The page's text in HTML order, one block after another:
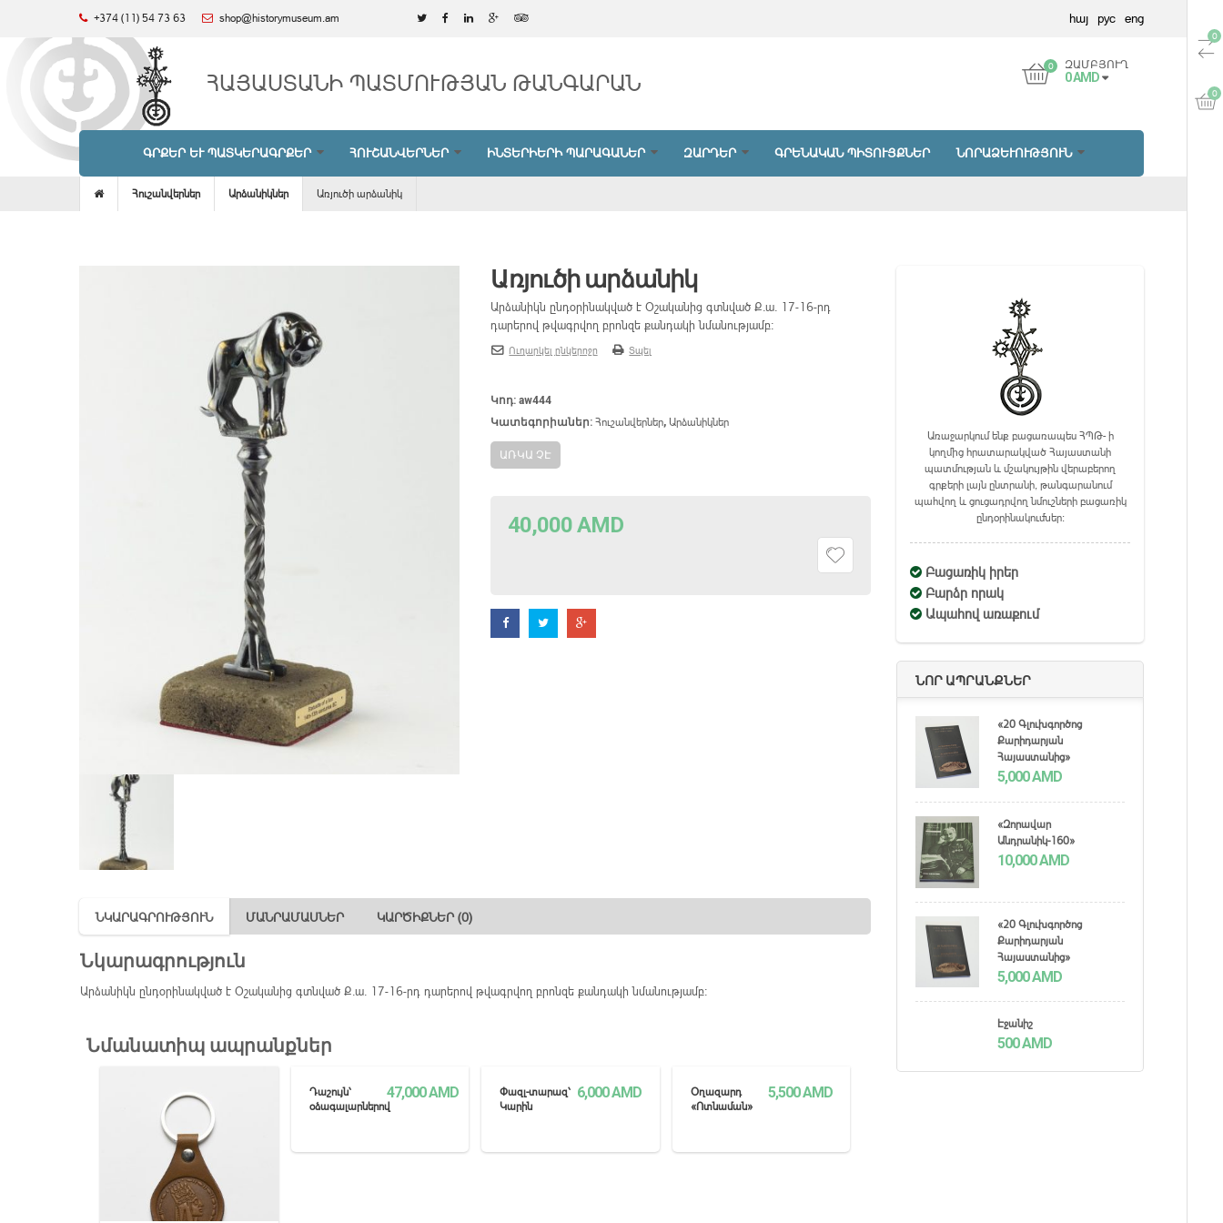
+374 (11) 54 73 63 shop@historymuseum.am հայ рус eng
ՀԱՅԱՍՏԱՆԻ ՊԱՏՄՈՒԹՅԱՆ ԹԱՆԳԱՐԱՆ
ԶԱՄԲՅՈՒՂ
0AMD
ԳՐՔԵՐ ԵՒ ՊԱՏԿԵՐԱԳՐՔԵՐ ՀՈՒՇԱՆՎԵՐՆԵՐ ԻՆՏԵՐԻԵՐԻ ՊԱՐԱԳԱՆԵՐ ԶԱՐԴԵՐ ԳՐԵՆԱԿԱՆ ՊԻՏՈՒՅՔՆԵՐ ՆՈՐԱՁԵՒՈՒԹՅՈՒՆ
Հուշանվերներ Արձանիկներ Առյուծի արձանիկ
Առյուծի արձանիկ
Արձանիկն ընդօրինակված է Օշականից գտնված Ք․ա․ 17-16-րդ
դարերով թվագրվող բրոնզե քանդակի նմանությամբ:
Ուղարկել ընկերոջը Տպել
Կոդ:aw444
Կատեգորիաներ:Հուշանվերներ, Արձանիկներ
ԱՌԿԱ ՉԷ
40,000AMD
ՆԿԱՐԱԳՐՈՒԹՅՈՒՆ ՄԱՆՐԱՄԱՍՆԵՐ ԿԱՐԾԻՔՆԵՐ (0)
Նկարագրություն
Արձանիկն ընդօրինակված է Օշականից գտնված Ք․ա․ 17-16-րդ դարերով թվագրվող բրոնզե քանդակի նմանությամբ:
Նմանատիպ ապրանքներ
Դաշույն՝
օձագալարներով
47,000AMD
Փազլ-տարազ՝
Կարին
6,000AMD
Օղազարդ
«Ոտնաման»
5,500AMD
Առաջարկում ենք բացառապես ՀՊԹ- ի
կողմից հրատարակված Հայաստանի
պատմության և մշակույթին վերաբերող
գրքերի լայն ընտրանի, թանգարանում
պահվող և ցուցադրվող նմուշների բացառիկ
ընդօրինակումներ։
Բացառիկ իրեր
Բարձր որակ
Ապահով առաքում
ՆՈՐ ԱՊՐԱՆՔՆԵՐ
«20 Գլուխգործոց
Քարիդարյան
Հայաստանից»
5,000AMD
«Զորավար
Անդրանիկ-160»
10,000AMD
«20 Գլուխգործոց
Քարիդարյան
Հայաստանից»
5,000AMD
Էջանիշ
500AMD